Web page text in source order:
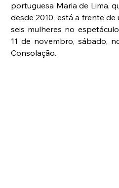
portuguesa Maria de Lima,
desde 2010, está a frente
seis mulheres no
11 de novembro, sábado,
Consolação.